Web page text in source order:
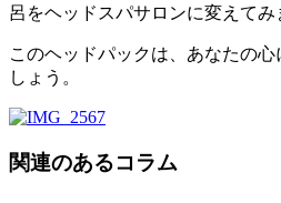
呂をヘッドスパサロンに変えてみ
このヘッドパックは、あなたの
しょう。
関連のあるコラム